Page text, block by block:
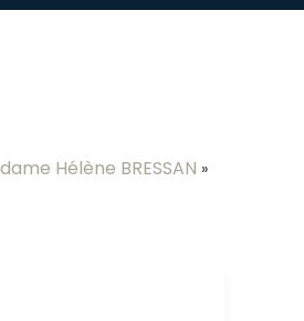
Hélène BRESSAN »